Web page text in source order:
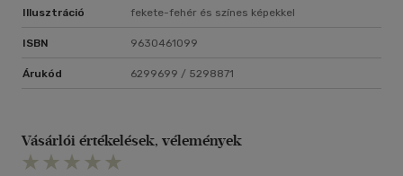
Illusztráció fekete-fehér és színes képekkel
ISBN 9630461099
Árukód 6299699 / 5298871
Vásárlói értékelések, vélemények